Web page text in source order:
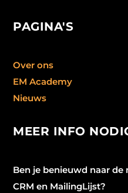
PAGINA'S
Over ons
EM Academy
Nieuws
MEER INFO
Ben je benieuwd naar
CRM en MailingLijst?